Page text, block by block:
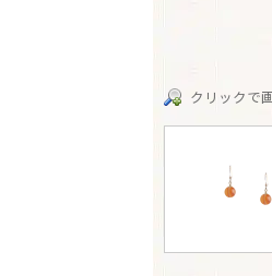
クリックで